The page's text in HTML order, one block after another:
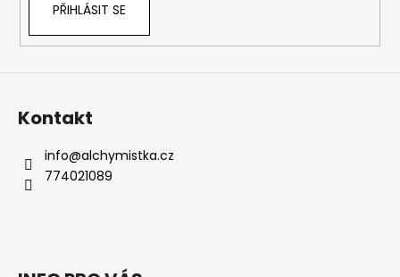
PŘIHLÁSIT SE
Kontakt
info@alchymistka.cz
774021089